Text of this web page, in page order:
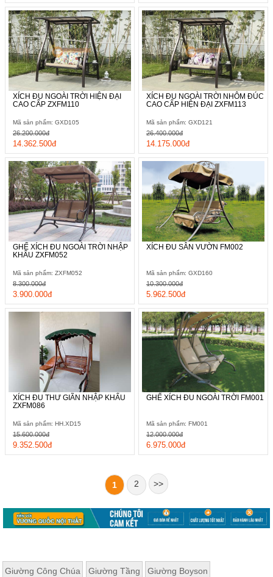
XÍCH ĐU NGOÀI TRỜI HIỆN ĐẠI
CAO CẤP ZXFM110
Mã sản phẩm: GXD105
14.362.500đ
26.200.000đ
XÍCH ĐU NGOÀI TRỜI NHÔM ĐÚC
CAO CẤP HIỆN ĐẠI ZXFM113
Mã sản phẩm: GXD121
14.175.000đ
26.400.000đ
GHẾ XÍCH ĐU NGOÀI TRỜI NHẬP
KHẨU ZXFM052
Mã sản phẩm: ZXFM052
3.900.000đ
8.300.000đ
XÍCH ĐU SÂN VƯỜN FM002
Mã sản phẩm: GXD160
5.962.500đ
10.300.000đ
XÍCH ĐU THƯ GIÃN NHẬP KHẨU
ZXFM086
Mã sản phẩm: HH.XD15
9.352.500đ
15.600.000đ
GHẾ XÍCH ĐU NGOÀI TRỜI FM001
Mã sản phẩm: FM001
6.975.000đ
12.000.000đ
1 2 >>
Giường Công Chúa Giường Tầng Giường Boyson